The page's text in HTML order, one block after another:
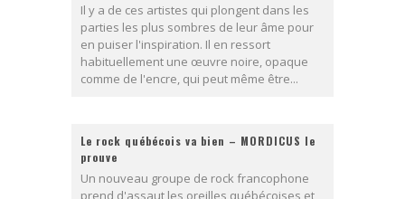
Il y a de ces artistes qui plongent dans les
parties les plus sombres de leur âme pour
en puiser l'inspiration. Il en ressort
habituellement une œuvre noire, opaque
comme de l'encre, qui peut même être...
Le rock québécois va bien – MORDICUS le
prouve
Un nouveau groupe de rock francophone
prend d'assaut les oreilles québécoises et